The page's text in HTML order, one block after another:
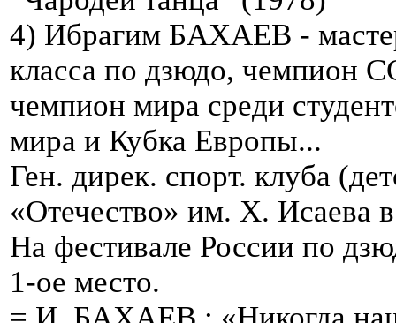
4) Ибрагим БАХАЕВ -
класса по дзюдо, чемпион
чемпион мира среди
мира и Кубка Европы...
Ген. дирек. спорт. клуба
«Отечество» им. Х. Исаева
На фестивале России по
1-ое место.